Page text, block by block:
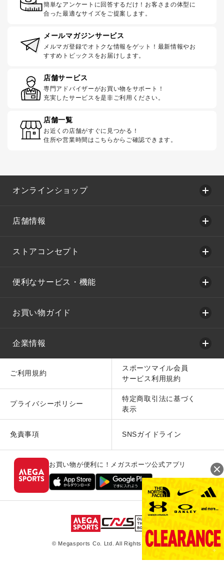
簡単なアンケートに回答するだけ！お客さまの体型に
合った最適なサイズをご提案します。
メールマガジンサービス
メルマガ登録でオトクな情報をゲット！最新情報やお
すすめトピックスをお届けします。
店舗サービス
専門アドバイザーがお買い物をサポート！
充実したサービスを是非ご利用ください。
店舗一覧
お近くの店舗がすぐに見つかる！
住所や営業時間はこちらからご確認できます。
オンラインショップ
店舗情報
ストアコンセプト
便利なサービス・機能
お買い物ガイド
企業情報
ご利用規約
スポーツマイル会員
サービス利用規約
プライバシーポリシー
特定商取引法に基づく
表示
免責事項 SNSガイドライン
お買い物が便利に！メガスポーツ公式アプリ
© Megasports Co. Ltd. All Rights Reserved.